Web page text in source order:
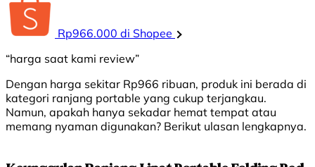
Rp966.000 di Shopee
“harga saat kami review”
Dengan harga sekitar Rp966 ribuan, produk ini berada di
kategori ranjang portable yang cukup terjangkau.
Namun, apakah hanya sekadar hemat tempat atau
memang nyaman digunakan? Berikut ulasan lengkapnya.